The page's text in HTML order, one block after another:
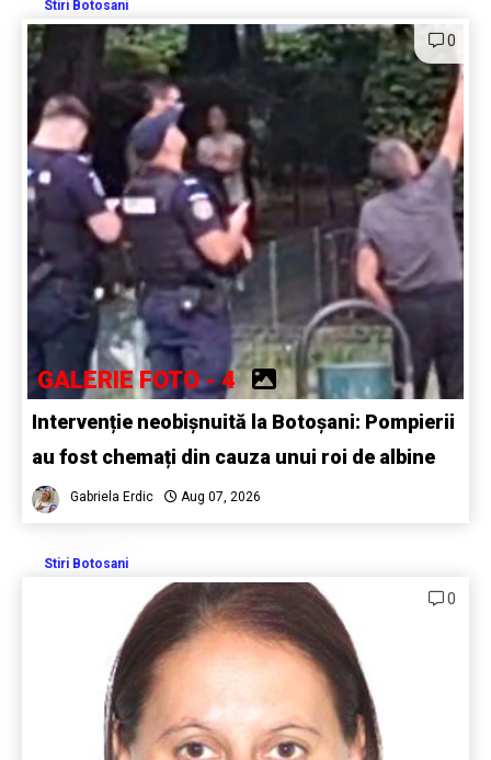
Stiri Botosani
0
GALERIE FOTO - 4
Intervenție neobișnuită la Botoșani: Pompierii
au fost chemați din cauza unui roi de albine
Gabriela Erdic Aug 07, 2026
Stiri Botosani
0